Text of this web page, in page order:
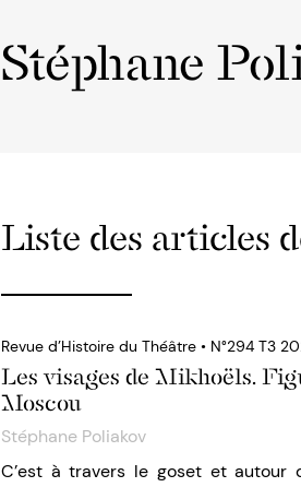
Stéphane
Liste des articles
Revue d’Histoire du Théâtre • N°294 T3
Les visages de Mikhoëls.
Moscou
Stéphane Poliakov
C’est à travers le goset et autour